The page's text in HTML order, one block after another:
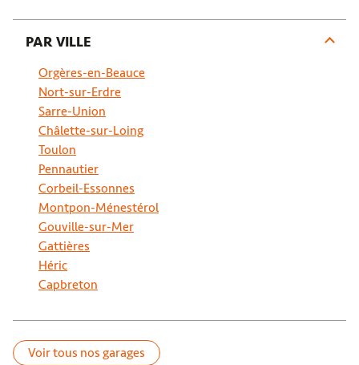
PAR VILLE
Orgères-en-Beauce
Nort-sur-Erdre
Sarre-Union
Châlette-sur-Loing
Toulon
Pennautier
Corbeil-Essonnes
Montpon-Ménestérol
Gouville-sur-Mer
Gattières
Héric
Capbreton
Voir tous nos garages